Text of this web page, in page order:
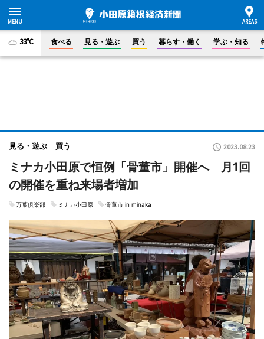
33°C 食べる 見る・遊ぶ 買う 暮らす・働く 学ぶ・知る
見る・遊ぶ 買う 2023.08.23
ミナカ小田原で恒例「骨董市」開催へ 月1回
の開催を重ね来場者増加
万葉倶楽部 ミナカ小田原 骨董市 in minaka